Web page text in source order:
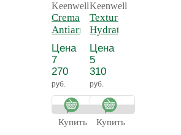
Keenwell
Crema
Antiarrugas
Triple
Accion Dia
– Дневной
крем
против
морщин
тройного
действия
Цена
7
270
руб.
Купить
Keenwell
Textura Re-
Hydrating
Body
Emulsion -
Увлажняющая
эмульсия для
тела
Цена
5
310
руб.
Купить